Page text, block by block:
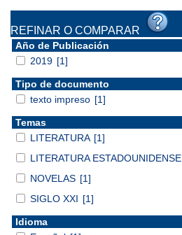
REFINAR O COMPARAR
Año de Publicación
2019 [1]
Tipo de documento
texto impreso [1]
Temas
LITERATURA [1]
LITERATURA ESTADOUNIDENSE
NOVELAS [1]
SIGLO XXI [1]
Idioma